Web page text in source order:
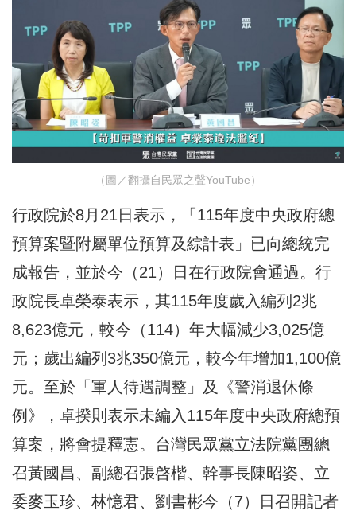
（圖／翻攝自民眾之聲YouTube）
行政院於8月21日表示，「115年度中央政府總
預算案暨附屬單位預算及綜計表」已向總統完
成報告，並於今（21）日在行政院會通過。行
政院長卓榮泰表示，其115年度歲入編列2兆
8,623億元，較今（114）年大幅減少3,025億
元；歲出編列3兆350億元，較今年增加1,100億
元。至於「軍人待遇調整」及《警消退休條
例》，卓揆則表示未編入115年度中央政府總預
算案，將會提釋憲。台灣民眾黨立法院黨團總
召黃國昌、副總召張啓楷、幹事長陳昭姿、立
委麥玉珍、林憶君、劉書彬今（7）日召開記者